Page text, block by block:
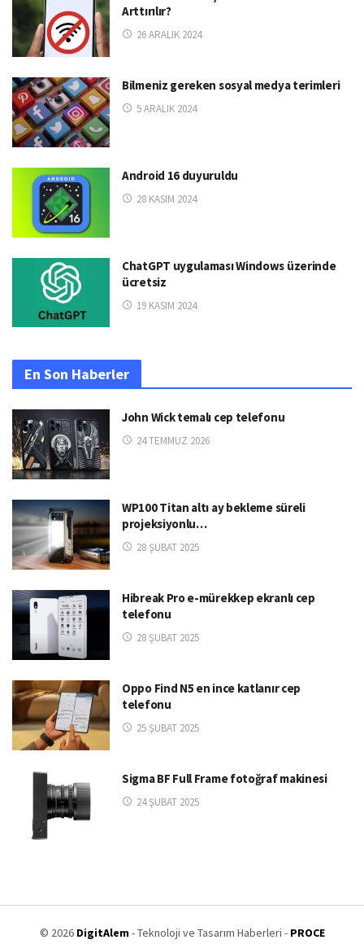
Arttırılır?
26 ARALIK 2024
Bilmeniz gereken sosyal medya terimleri
5 ARALIK 2024
Android 16 duyuruldu
28 KASIM 2024
ChatGPT uygulaması Windows üzerinde
ücretsiz
19 KASIM 2024
En Son Haberler
John Wick temalı cep telefonu
24 TEMMUZ 2026
WP100 Titan altı ay bekleme süreli
projeksiyonlu…
28 ŞUBAT 2025
Hibreak Pro e-mürekkep ekranlı cep
telefonu
28 ŞUBAT 2025
Oppo Find N5 en ince katlanır cep
telefonu
25 ŞUBAT 2025
Sigma BF Full Frame fotoğraf makinesi
24 ŞUBAT 2025
© 2026 DigitAlem- Teknoloji ve Tasarım Haberleri - PROCE